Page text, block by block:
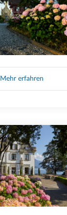
Mehr erfahren